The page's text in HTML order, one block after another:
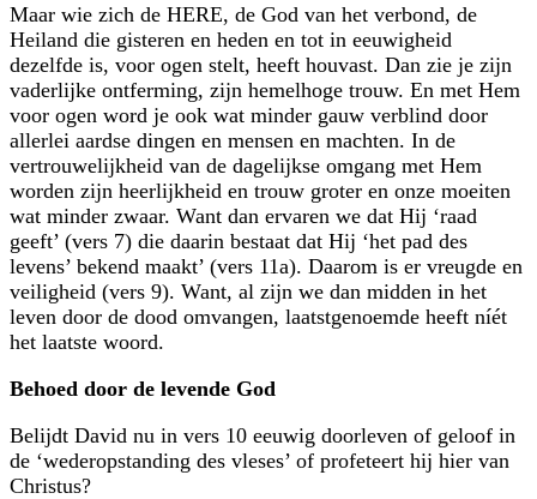
Maar wie zich de HERE, de God van het verbond, de
Heiland die gisteren en heden en tot in eeuwigheid
dezelfde is, voor ogen stelt, heeft houvast. Dan zie je zijn
vader­lijke ontferming, zijn hemelhoge trouw. En met Hem
voor ogen word je ook wat minder gauw verblind door
allerlei aardse dingen en mensen en machten. In de
vertrouwelijk­heid van de dagelijkse omgang met Hem
worden zijn heerlijkheid en trouw groter en onze moeiten
wat minder zwaar. Want dan ervaren we dat Hij ‘raad
geeft’ (vers 7) die daarin bestaat dat Hij ‘het pad des
levens’ bekend maakt’ (vers 11a). Daarom is er vreugde en
veiligheid (vers 9). Want, al zijn we dan midden in het
leven door de dood omvangen, laatstgenoemde heeft níét
het laatste woord.
Behoed door de levende God
Belijdt David nu in vers 10 eeuwig doorleven of geloof in
de ‘wederopstanding des vleses’ of profeteert hij hier van
Christus?